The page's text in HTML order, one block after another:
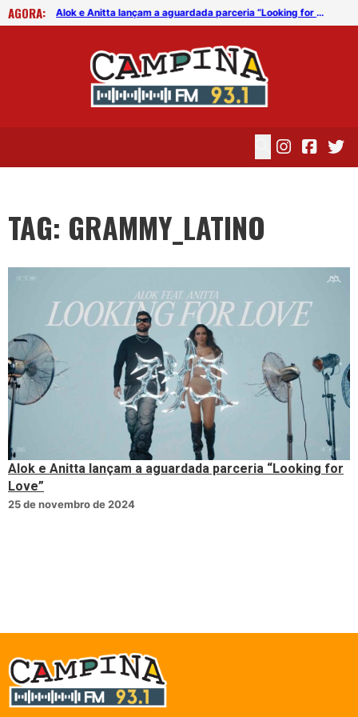
AGORA:
Alok e Anitta lançam a aguardada parceria “Looking for Love” Alok e Anitta lançam a aguardada parceria “Looking for Love”
TAG: GRAMMY_LATINO
Alok e Anitta lançam a aguardada parceria “Looking for
Love”
25 de novembro de 2024